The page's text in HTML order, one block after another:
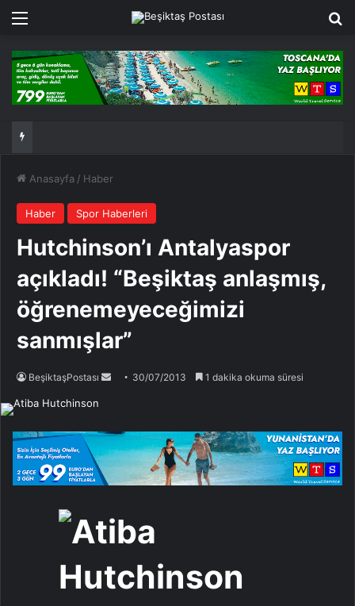
Menü
Anasayfa / Haber
Haber Spor Haberleri
Hutchinson’ı Antalyaspor
açıkladı! “Beşiktaş anlaşmış,
öğrenemeyeceğimizi
sanmışlar”
BeşiktaşPostası
Bir
göndermek
30/07/2013 1 dakika okuma süresi